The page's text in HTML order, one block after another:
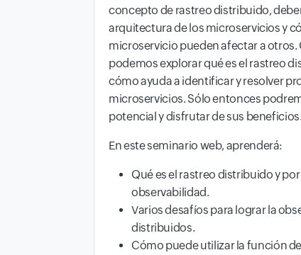
concepto de rastreo distribuido,
arquitectura de los microservicios y
microservicio pueden afectar a
podemos explorar qué es el rastreo
cómo ayuda a identificar y resolver
microservicios. Sólo entonces
potencial y disfrutar de sus beneficios.
En este seminario web, aprenderá:
Qué es el rastreo distribuido y
observabilidad.
Varios desafíos para lograr la
distribuidos.
Cómo puede utilizar la función